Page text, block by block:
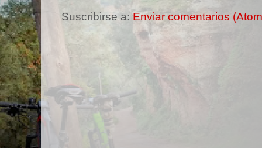
Suscribirse a:Enviar comentarios